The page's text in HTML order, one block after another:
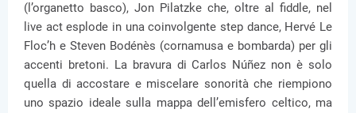
(l’organetto basco), Jon Pilatzke che, oltre al fiddle, nel
live act esplode in una coinvolgente step dance, Hervé Le
Floc’h e Steven Bodénès (cornamusa e bombarda) per gli
accenti bretoni. La bravura di Carlos Núñez non è solo
quella di accostare e miscelare sonorità che riempiono
uno spazio ideale sulla mappa dell’emisfero celtico, ma